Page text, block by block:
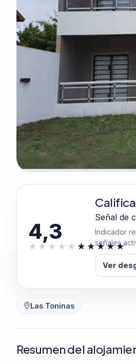
4,3
Señal de
Indicador
señales
Ver
Las Toninas
Resumen del